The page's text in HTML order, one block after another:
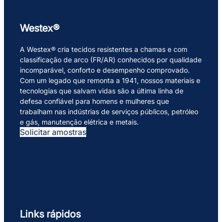
Westex®
A Westex® cria tecidos resistentes a chamas e com
classificação de arco (FR/AR) conhecidos por qualidade
incomparável, conforto e desempenho comprovado.
Com um legado que remonta a 1941, nossos materiais e
tecnologias que salvam vidas são a última linha de
defesa confiável para homens e mulheres que
trabalham nas indústrias de serviços públicos, petróleo
e gás, manutenção elétrica e metais.
Solicitar amostras
Links rápidos